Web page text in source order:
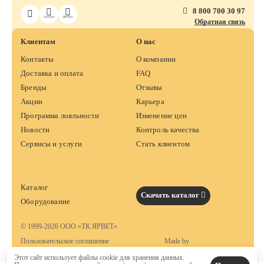
ЗооПро ВетПро
8 800 700 30 97
Обратная связь
Клиентам
Контакты
Доставка и оплата
Бренды
Акции
Программа лояльности
Новости
Сервисы и услуги
О нас
О компании
FAQ
Отзывы
Карьера
Изменение цен
Контроль качества
Стать клиентом
Каталог
Оборудование
Скачать каталог
© 1999-2026 ООО «ТК ЯРВЕТ»
Пользовательское соглашение
Made by
Этот сайт использует файлы cookie для хранения данных.